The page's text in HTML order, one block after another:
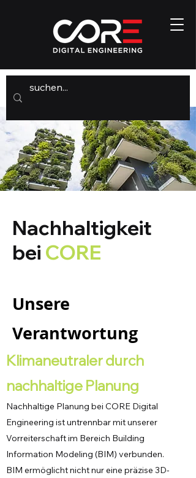
Nachhaltigkeit
bei CORE
Unsere
Verantwortung
Klimaneutraler durch
nachhaltige Planung
Nachhaltige Planung bei CORE Digital
Engineering ist untrennbar mit unserer
Vorreiterschaft im Bereich Building
Information Modeling (BIM) verbunden.
BIM ermöglicht nicht nur eine präzise 3D-